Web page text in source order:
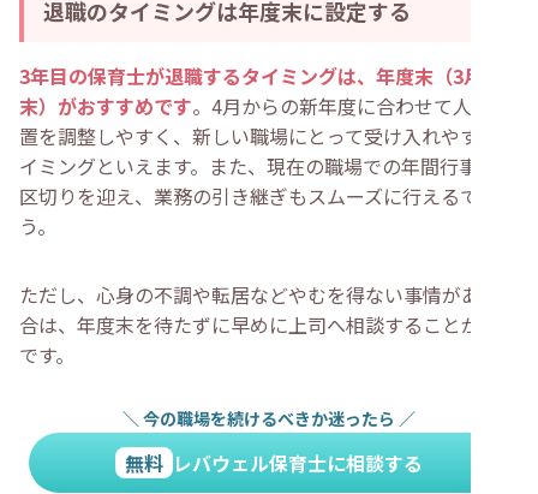
退職のタイミングは年度末に設定する
3年目の保育士が退職するタイミングは、年度末（3月
末）がおすすめです。4月からの新年度に合わせて人員配
置を調整しやすく、新しい職場にとって受け入れやすいタ
イミングといえます。また、現在の職場での年間行事も一
区切りを迎え、業務の引き継ぎもスムーズに行えるでしょ
う。
ただし、心身の不調や転居などやむを得ない事情がある場
合は、年度末を待たずに早めに上司へ相談することが大切
です。
＼ 今の職場を続けるべきか迷ったら ／
無料 レバウェル保育士に相談する